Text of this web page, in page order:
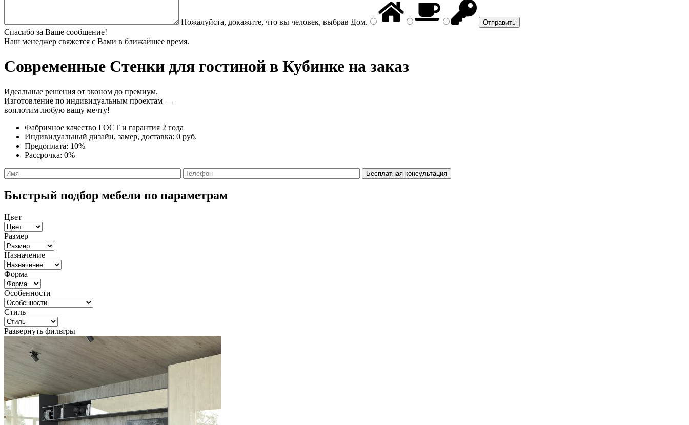
Пожалуйста, докажите, что вы человек, выбрав Дом.
Спасибо за Ваше сообщение!
Наш менеджер свяжется с Вами в ближайшее время.
Современные Стенки для гостиной в Кубинке на заказ
Идеальные решения от эконом до премиум.
Изготовление по индивидуальным проектам —
воплотим любую вашу мечту!
Фабричное качество ГОСТ и гарантия 2 года
Индивидуальный дизайн, замер, доставка: 0 руб.
Предоплата: 10%
Рассрочка: 0%
Быстрый подбор мебели по параметрам
Цвет
Размер
Назначение
Форма
Особенности
Стиль
Развернуть фильтры